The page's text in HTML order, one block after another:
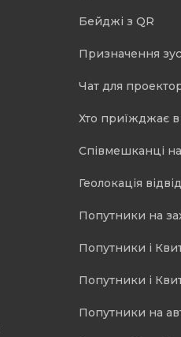
Бейджі з QR
Призначення
Чат для
Хто приїжджає в
Співмешканці
Геолокація
Попутники на
Попутники і
Попутники і
Попутники на